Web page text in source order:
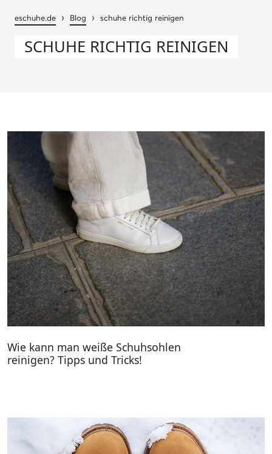
eschuhe.de › Blog › schuhe richtig reinigen
SCHUHE RICHTIG REINIGEN
Wie kann man weiße Schuhsohlen
reinigen? Tipps und Tricks!